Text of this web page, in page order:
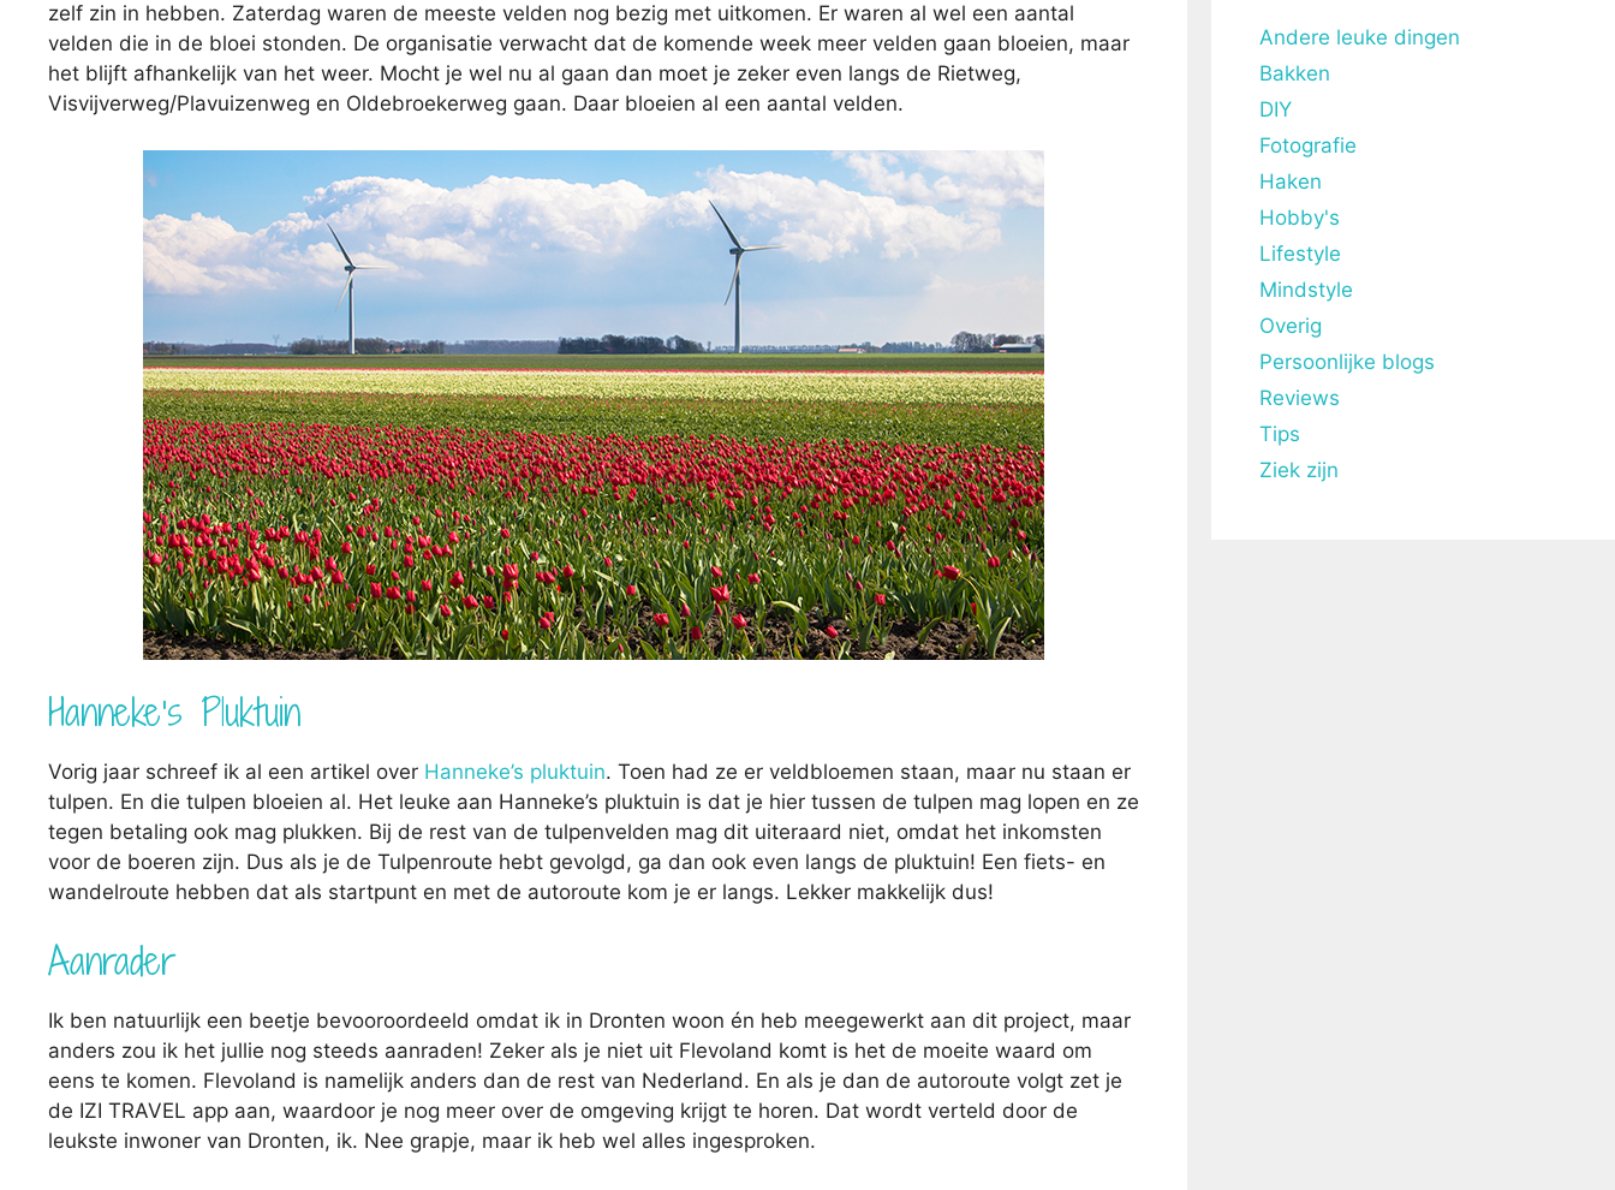
zelf zin in hebben. Zaterdag waren de meeste velden nog bezig met uitkomen. Er waren al wel een aantal
velden die in de bloei stonden. De organisatie verwacht dat de komende week meer velden gaan bloeien, maar
het blijft afhankelijk van het weer. Mocht je wel nu al gaan dan moet je zeker even langs de Rietweg,
Visvijverweg/Plavuizenweg en Oldebroekerweg gaan. Daar bloeien al een aantal velden.
Hanneke’s Pluktuin
Vorig jaar schreef ik al een artikel over Hanneke’s pluktuin. Toen had ze er veldbloemen staan, maar nu staan er
tulpen. En die tulpen bloeien al. Het leuke aan Hanneke’s pluktuin is dat je hier tussen de tulpen mag lopen en ze
tegen betaling ook mag plukken. Bij de rest van de tulpenvelden mag dit uiteraard niet, omdat het inkomsten
voor de boeren zijn. Dus als je de Tulpenroute hebt gevolgd, ga dan ook even langs de pluktuin! Een fiets- en
wandelroute hebben dat als startpunt en met de autoroute kom je er langs. Lekker makkelijk dus!
Aanrader
Ik ben natuurlijk een beetje bevooroordeeld omdat ik in Dronten woon én heb meegewerkt aan dit project, maar
anders zou ik het jullie nog steeds aanraden! Zeker als je niet uit Flevoland komt is het de moeite waard om
eens te komen. Flevoland is namelijk anders dan de rest van Nederland. En als je dan de autoroute volgt zet je
de IZI TRAVEL app aan, waardoor je nog meer over de omgeving krijgt te horen. Dat wordt verteld door de
leukste inwoner van Dronten, ik. Nee grapje, maar ik heb wel alles ingesproken.
Andere leuke dingen
Bakken
DIY
Fotografie
Haken
Hobby's
Lifestyle
Mindstyle
Overig
Persoonlijke blogs
Reviews
Tips
Ziek zijn